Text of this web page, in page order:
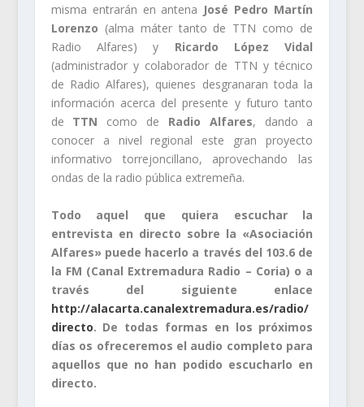
misma entrarán en antena José Pedro Martín
Lorenzo (alma máter tanto de TTN como de
Radio Alfares) y Ricardo López Vidal
(administrador y colaborador de TTN y técnico
de Radio Alfares), quienes desgranaran toda la
información acerca del presente y futuro tanto
de TTN como de Radio Alfares, dando a
conocer a nivel regional este gran proyecto
informativo torrejoncillano, aprovechando las
ondas de la radio pública extremeña.
Todo aquel que quiera escuchar la
entrevista en directo sobre la «Asociación
Alfares» puede hacerlo a través del 103.6 de
la FM (Canal Extremadura Radio – Coria) o a
través del siguiente enlace
http://alacarta.canalextremadura.es/radio/
directo. De todas formas en los próximos
días os ofreceremos el audio completo para
aquellos que no han podido escucharlo en
directo.